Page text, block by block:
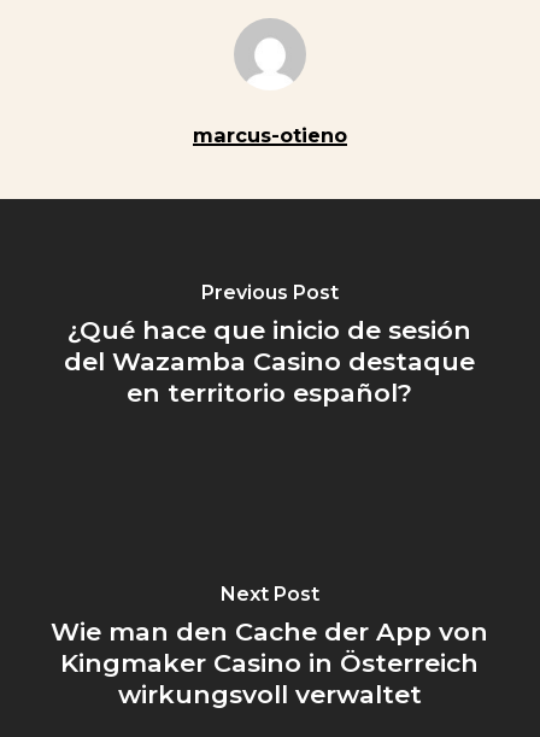
marcus-otieno
Previous Post
¿Qué hace que inicio de sesión
del Wazamba Casino destaque
en territorio español?
Next Post
Wie man den Cache der App von
Kingmaker Casino in Österreich
wirkungsvoll verwaltet